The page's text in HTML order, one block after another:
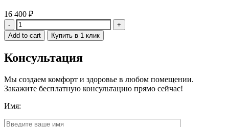
16 400 ₽
Quantity
Add to cart Купить в 1 клик
Консультация
Мы создаем комфорт и здоровье в любом помещении.
Закажите бесплатную консультацию прямо сейчас!
Имя: